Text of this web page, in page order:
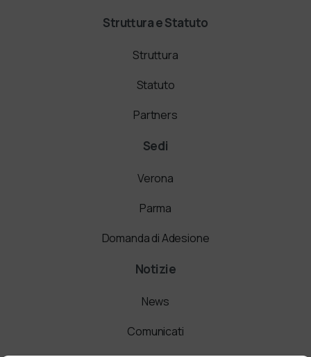
Struttura e Statuto
Struttura
Statuto
Partners
Sedi
Verona
Parma
Domanda di Adesione
Notizie
News
Comunicati